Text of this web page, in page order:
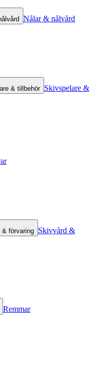
Nålar & nålvård
& tillbehör Skivspelare &
& förvaring Skivvård &
Remmar